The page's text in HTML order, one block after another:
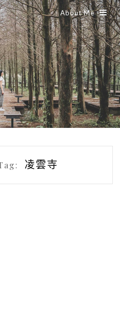
About Me
凌雲寺